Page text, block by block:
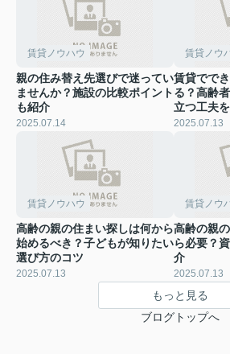
賃貸ノウハウ
親の住み替え先選びで迷ってい
ませんか？施設の比較ポイント
も紹介
2025.07.14
賃貸ノウ
賃貸でで
る？高齢
立つ工夫
2025.07.13
賃貸ノウハウ
高齢の親の住まい探しは何から
始めるべき？子どもが知りたい
選び方のコツ
2025.07.13
賃貸ノウ
高齢の親
ら必要？
介
2025.07.13
もっと見る
ブログトップへ